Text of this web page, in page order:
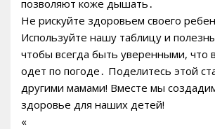
позволяют коже дышать․
Не рискуйте здоровьем своего
Используйте нашу таблицу и
чтобы всегда быть уверенными,
одет по погоде․ Поделитесь этой
другими мамами! Вместе мы
здоровье для наших детей!
«